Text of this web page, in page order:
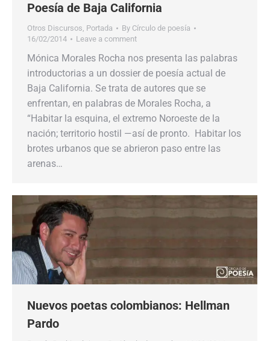
Poesía de Baja California
Otros Discursos, Portada By Círculo de poesía
16/02/2014
Leave a comment
Mónica Morales Rocha nos presenta las palabras
introductorias a un dossier de poesía actual de
Baja California. Se trata de autores que se
enfrentan, en palabras de Morales Rocha, a
“Habitar la esquina, el extremo Noroeste de la
nación; territorio hostil —así de pronto. Habitar los
brotes urbanos que se abrieron paso entre las
arenas…
Nuevos poetas colombianos: Hellman
Pardo